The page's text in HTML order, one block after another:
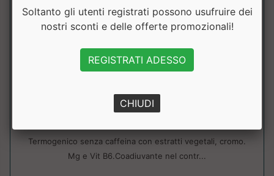
THERMOCONTROL ZERO CAFFEINA
Pronutrition
Termogenico senza caffeina con estratti vegetali, cromo.
Mg e Vit B6.Coadiuvante nel contr...
Soltanto gli utenti registrati possono usufruire dei
nostri sconti e delle offerte promozionali!
REGISTRATI ADESSO
CHIUDI